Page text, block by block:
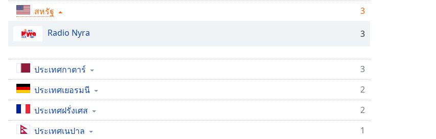
Subtitles
subtitles
subtitles
settings
dialog
subtitles
off
selected
สหรัฐ
3
Radio Nyra
3
ประเทศกาตาร์
3
ประเทศเยอรมนี
2
ประเทศฝรั่งเศส
2
ประเทศเนปาล
1